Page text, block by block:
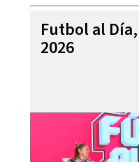
Futbol al
2026